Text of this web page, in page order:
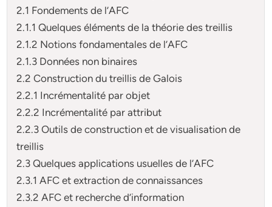
2.1 Fondements de l’AFC
2.1.1 Quelques éléments de la théorie des treillis
2.1.2 Notions fondamentales de l’AFC
2.1.3 Données non binaires
2.2 Construction du treillis de Galois
2.2.1 Incrémentalité par objet
2.2.2 Incrémentalité par attribut
2.2.3 Outils de construction et de visualisation de
treillis
2.3 Quelques applications usuelles de l’AFC
2.3.1 AFC et extraction de connaissances
2.3.2 AFC et recherche d’information